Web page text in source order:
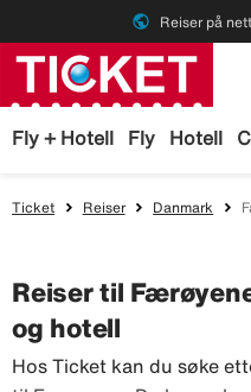
public Reiser på
Fly + Hotell Fly Hotell
Ticket Reiser Danmark
Reiser til
og hotell
Hos Ticket kan du søke